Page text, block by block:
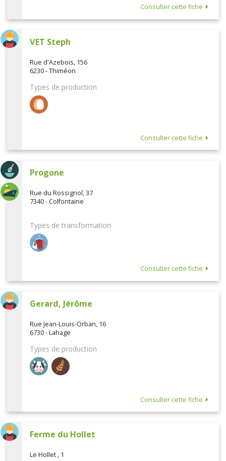
Consulter cette fiche
VET Steph
Rue d'Azebois, 156
6230 - Thiméon
Types de production
Consulter cette fiche
Progone
Rue du Rossignol, 37
7340 - Colfontaine
Types de transformation
Consulter cette fiche
Gerard, Jérôme
Rue Jean-Louis-Orban, 16
6730 - Lahage
Types de production
Consulter cette fiche
Ferme du Hollet
Le Hollet , 1